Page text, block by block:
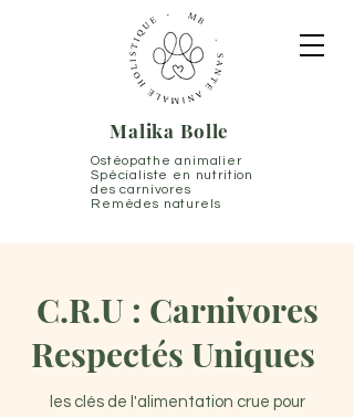
Malika Bolle
Ostéopathe animalier
Spécialiste en nutrition
des carnivores
Remèdes naturels
C.R.U : Carnivores
Respectés Uniques
les clés de l'alimentation crue pour